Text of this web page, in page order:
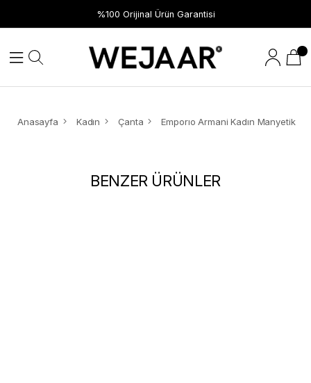
%100 Orijinal Ürün Garantisi
Anasayfa Kadın Çanta
BENZER ÜRÜNLER